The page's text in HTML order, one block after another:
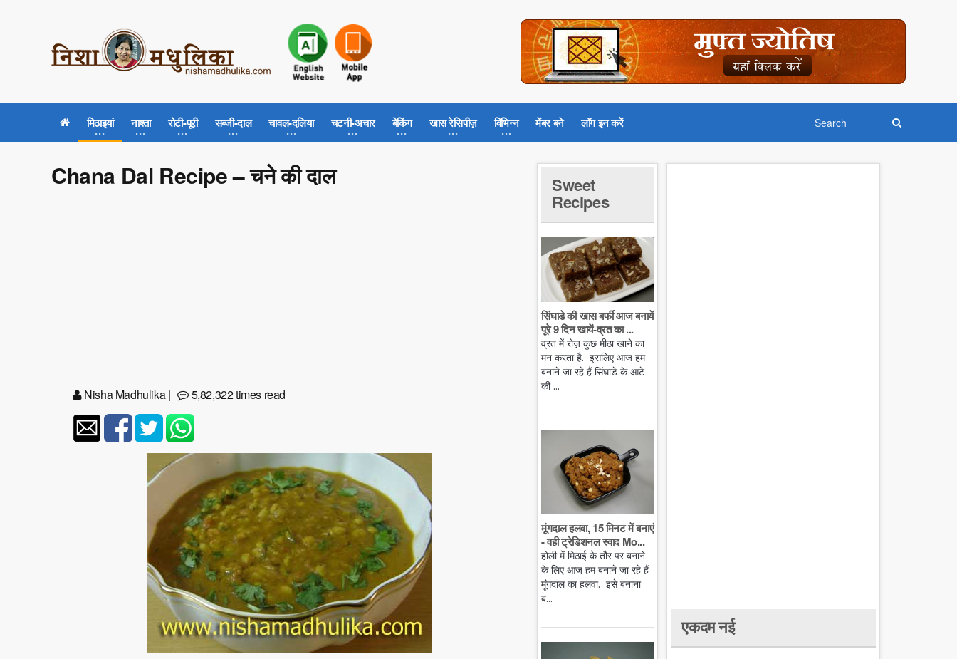
मिठाइयां नाश्ता रोटी-पूरी सब्जी-दाल चावल-दलिया चटनी-अचार बेकिंग खास रेसिपीज़ विभिन्न मेंबर बने लॉग इन करें
Chana Dal Recipe – चने की दाल
Nisha Madhulika| 5,82,322 times read
Sweet
Recipes
सिंघाडे की खास बर्फी आज बनायें
पूरे 9 दिन खायें-व्रत का ...
व्रत में रोज़ कुछ मीठा खाने का
मन करता है. इसलिए आज हम
बनाने जा रहे हैं सिंघाडे के आटे
की ...
मूंगदाल हलवा, 15 मिनट में बनाएं
- वही ट्रेडिशनल स्वाद Mo...
होली में मिठाई के तौर पर बनाने
के लिए आज हम बनाने जा रहे हैं
मूंगदाल का हलवा. इसे बनाना
ब...
एकदम नई